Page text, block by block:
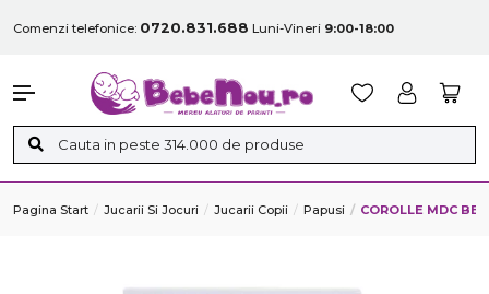
Comenzi telefonice: 0720.831.688 Luni-Vineri 9:00-18:00
Pagina Start Jucarii Si Jocuri Jucarii Copii Papusi COROLLE MDC